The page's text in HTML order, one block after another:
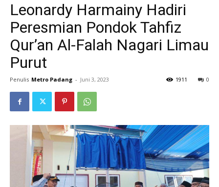
Leonardy Harmainy Hadiri
Peresmian Pondok Tahfiz
Qur’an Al-Falah Nagari Limau
Purut
Penulis Metro Padang - Juni 3, 2023 0
1911